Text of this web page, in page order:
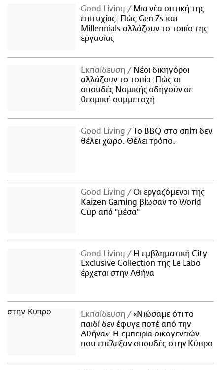
Good Living
Μια νέα οπτική της
επιτυχίας: Πώς Gen Zs και
Millennials αλλάζουν το τοπίο της
εργασίας
Εκπαίδευση
Νέοι δικηγόροι
αλλάζουν το τοπίο: Πώς οι
σπουδές Νομικής οδηγούν σε
θεσμική συμμετοχή
Good Living
Το BBQ στο σπίτι δεν
θέλει χώρο. Θέλει τρόπο.
Good Living
Οι εργαζόμενοι της
Kaizen Gaming βίωσαν το World
Cup από "μέσα"
Good Living
Η εμβληματική City
Exclusive Collection της Le Labo
έρχεται στην Αθήνα
Εκπαίδευση
«Νιώσαμε ότι το
παιδί δεν έφυγε ποτέ από την
Αθήνα»: Η εμπειρία οικογενειών
που επέλεξαν σπουδές στην Κύπρο